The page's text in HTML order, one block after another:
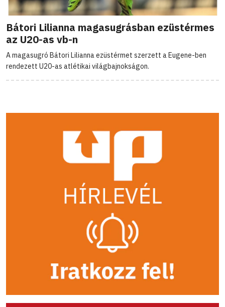
Bátori Lilianna magasugrásban ezüstérmes
az U20-as vb-n
A magasugró Bátori Lilianna ezüstérmet szerzett a Eugene-ben
rendezett U20-as atlétikai világbajnokságon.